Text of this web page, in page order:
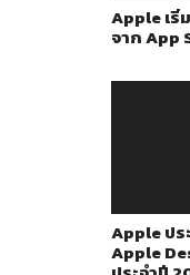
Apple เริ่
จาก App
Apple ปร
Apple